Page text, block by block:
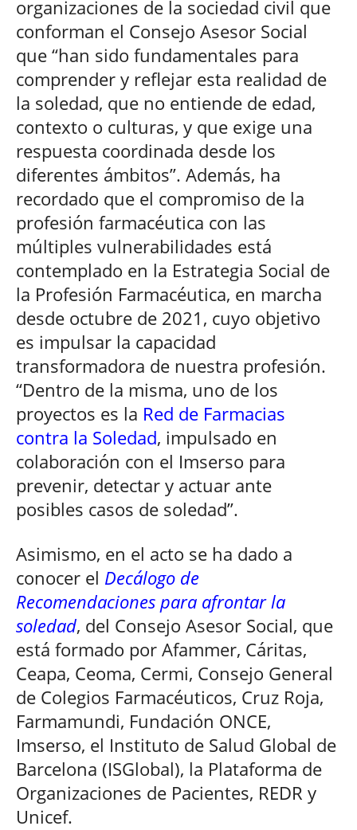
organizaciones de la sociedad civil que
conforman el Consejo Asesor Social
que “han sido fundamentales para
comprender y reflejar esta realidad de
la soledad, que no entiende de edad,
contexto o culturas, y que exige una
respuesta coordinada desde los
diferentes ámbitos”. Además, ha
recordado que el compromiso de la
profesión farmacéutica con las
múltiples vulnerabilidades está
contemplado en la Estrategia Social de
la Profesión Farmacéutica, en marcha
desde octubre de 2021, cuyo objetivo
es impulsar la capacidad
transformadora de nuestra profesión.
“Dentro de la misma, uno de los
proyectos es la Red de Farmacias
contra la Soledad, impulsado en
colaboración con el Imserso para
prevenir, detectar y actuar ante
posibles casos de soledad”.
Asimismo, en el acto se ha dado a
conocer el Decálogo de
Recomendaciones para afrontar la
soledad, del Consejo Asesor Social, que
está formado por Afammer, Cáritas,
Ceapa, Ceoma, Cermi, Consejo General
de Colegios Farmacéuticos, Cruz Roja,
Farmamundi, Fundación ONCE,
Imserso, el Instituto de Salud Global de
Barcelona (ISGlobal), la Plataforma de
Organizaciones de Pacientes, REDR y
Unicef.